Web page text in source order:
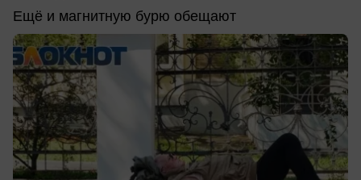
Ещё и магнитную бурю обещают